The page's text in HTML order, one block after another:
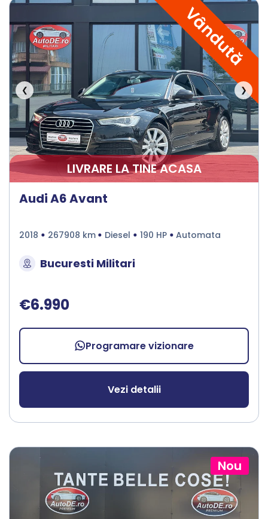
Vândută
❮ ❯
LIVRARE LA TINE ACASA
Audi A6 Avant
2018 267908 km Diesel 190 HP Automata
Bucuresti Militari
€6.990
Programare vizionare
Vezi detalii
Nou